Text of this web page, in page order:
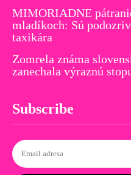
MIMORIADNE
mladíkoch: Sú
taxikára
Zomrela známa
zanechala výraznú
Subscribe